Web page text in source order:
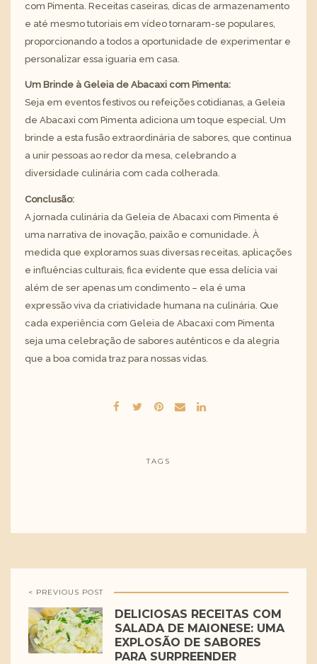
com Pimenta. Receitas caseiras, dicas de armazenamento
e até mesmo tutoriais em vídeo tornaram-se populares,
proporcionando a todos a oportunidade de experimentar e
personalizar essa iguaria em casa.
Um Brinde à Geleia de Abacaxi com Pimenta:
Seja em eventos festivos ou refeições cotidianas, a Geleia
de Abacaxi com Pimenta adiciona um toque especial. Um
brinde a esta fusão extraordinária de sabores, que continua
a unir pessoas ao redor da mesa, celebrando a
diversidade culinária com cada colherada.
Conclusão:
A jornada culinária da Geleia de Abacaxi com Pimenta é
uma narrativa de inovação, paixão e comunidade. À
medida que exploramos suas diversas receitas, aplicações
e influências culturais, fica evidente que essa delícia vai
além de ser apenas um condimento – ela é uma
expressão viva da criatividade humana na culinária. Que
cada experiência com Geleia de Abacaxi com Pimenta
seja uma celebração de sabores autênticos e da alegria
que a boa comida traz para nossas vidas.
TAGS
< PREVIOUS POST
DELICIOSAS RECEITAS COM
SALADA DE MAIONESE: UMA
EXPLOSÃO DE SABORES
PARA SURPREENDER